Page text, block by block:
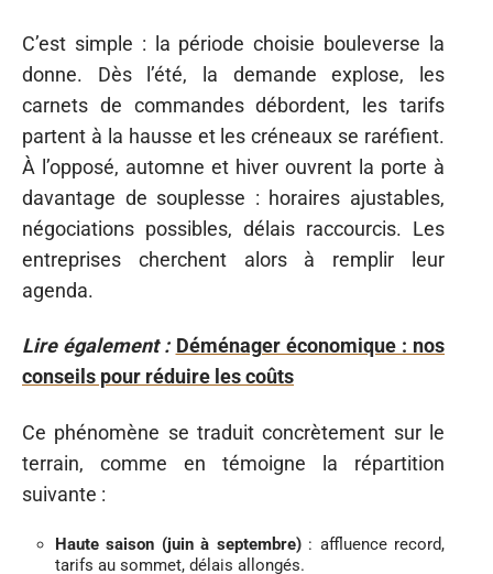
C’est simple : la période choisie bouleverse la
donne. Dès l’été, la demande explose, les
carnets de commandes débordent, les tarifs
partent à la hausse et les créneaux se raréfient.
À l’opposé, automne et hiver ouvrent la porte à
davantage de souplesse : horaires ajustables,
négociations possibles, délais raccourcis. Les
entreprises cherchent alors à remplir leur
agenda.
Lire également : Déménager économique : nos
conseils pour réduire les coûts
Ce phénomène se traduit concrètement sur le
terrain, comme en témoigne la répartition
suivante :
Haute saison (juin à septembre): affluence record,
tarifs au sommet, délais allongés.